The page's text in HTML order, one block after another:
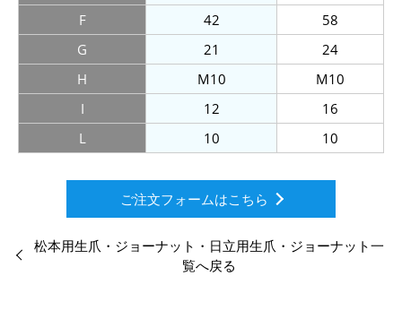
F
42
58
G
21
24
H
M10
M10
I
12
16
L
10 10
ご注文フォームはこちら
松本用生爪・ジョーナット・日立用生爪・ジョーナット一
覧へ戻る